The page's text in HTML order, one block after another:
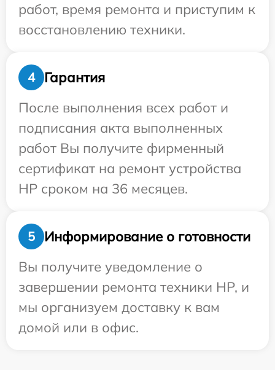
работ, время ремонта и приступим к
восстановлению техники.
4
Гарантия
После выполнения всех работ и
подписания акта выполненных
работ Вы получите фирменный
сертификат на ремонт устройства
HP сроком на 36 месяцев.
5
Информирование о готовности
Вы получите уведомление о
завершении ремонта техники HP, и
мы организуем доставку к вам
домой или в офис.